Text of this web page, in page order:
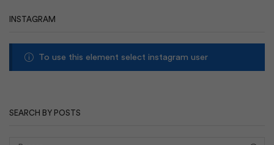
INSTAGRAM
To use this element select instagram user
SEARCH BY POSTS